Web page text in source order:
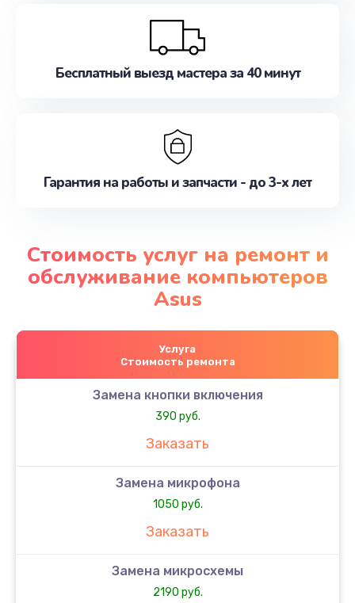
Бесплатный выезд мастера за 40 минут
Гарантия на работы и запчасти - до 3-х лет
Стоимость услуг на ремонт и
обслуживание компьютеров
Asus
Услуга
Стоимость ремонта
Замена кнопки включения
390 руб.
Заказать
Замена микрофона
1050 руб.
Заказать
Замена микросхемы
2190 руб.